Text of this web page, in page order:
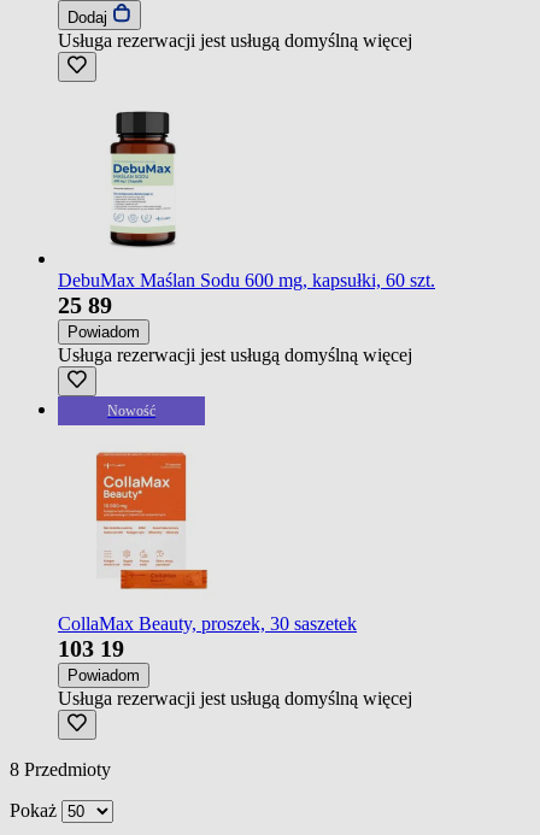
Dodaj
Usługa rezerwacji jest usługą domyślną więcej
DebuMax Maślan Sodu 600 mg, kapsułki, 60 szt.
25 89
Powiadom
Usługa rezerwacji jest usługą domyślną więcej
Nowość
CollaMax Beauty, proszek, 30 saszetek
103 19
Powiadom
Usługa rezerwacji jest usługą domyślną więcej
8 Przedmioty
Pokaż